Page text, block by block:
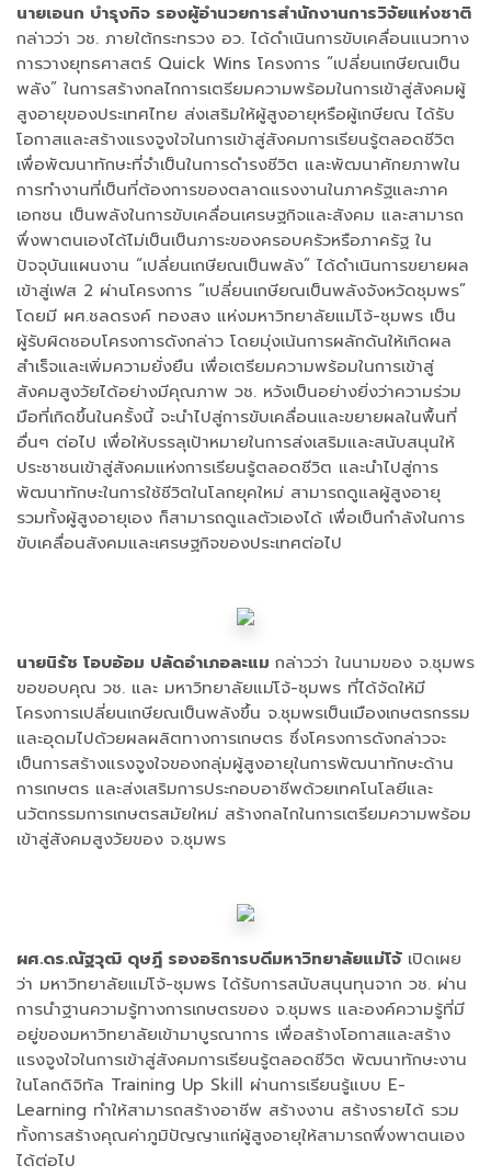
นายเอนก บำรุงกิจ รองผู้อำนวยการสำนักงานการวิจัยแห่งชาติ
กล่าวว่า วช. ภายใต้กระทรวง อว. ได้ดำเนินการขับเคลื่อนแนวทาง
การวางยุทธศาสตร์ Quick Wins โครงการ “เปลี่ยนเกษียณเป็น
พลัง” ในการสร้างกลไกการเตรียมความพร้อมในการเข้าสู่สังคมผู้
สูงอายุของประเทศไทย ส่งเสริมให้ผู้สูงอายุหรือผู้เกษียณ ได้รับ
โอกาสและสร้างแรงจูงใจในการเข้าสู่สังคมการเรียนรู้ตลอดชีวิต
เพื่อพัฒนาทักษะที่จำเป็นในการดำรงชีวิต และพัฒนาศักยภาพใน
การทำงานที่เป็นที่ต้องการของตลาดแรงงานในภาครัฐและภาค
เอกชน เป็นพลังในการขับเคลื่อนเศรษฐกิจและสังคม และสามารถ
พึ่งพาตนเองได้ไม่เป็นเป็นภาระของครอบครัวหรือภาครัฐ ใน
ปัจจุบันแผนงาน “เปลี่ยนเกษียณเป็นพลัง” ได้ดำเนินการขยายผล
เข้าสู่เฟส 2 ผ่านโครงการ “เปลี่ยนเกษียณเป็นพลังจังหวัดชุมพร”
โดยมี ผศ.ชลดรงค์ ทองสง แห่งมหาวิทยาลัยแม่โจ้-ชุมพร เป็น
ผู้รับผิดชอบโครงการดังกล่าว โดยมุ่งเน้นการผลักดันให้เกิดผล
สำเร็จและเพิ่มความยั่งยืน เพื่อเตรียมความพร้อมในการเข้าสู่
สังคมสูงวัยได้อย่างมีคุณภาพ วช. หวังเป็นอย่างยิ่งว่าความร่วม
มือที่เกิดขึ้นในครั้งนี้ จะนำไปสู่การขับเคลื่อนและขยายผลในพื้นที่
อื่นๆ ต่อไป เพื่อให้บรรลุเป้าหมายในการส่งเสริมและสนับสนุนให้
ประชาชนเข้าสู่สังคมแห่งการเรียนรู้ตลอดชีวิต และนำไปสู่การ
พัฒนาทักษะในการใช้ชีวิตในโลกยุคใหม่ สามารถดูแลผู้สูงอายุ
รวมทั้งผู้สูงอายุเอง ก็สามารถดูแลตัวเองได้ เพื่อเป็นกำลังในการ
ขับเคลื่อนสังคมและเศรษฐกิจของประเทศต่อไป
นายนิรัช โอบอ้อม ปลัดอำเภอละแม กล่าวว่า ในนามของ จ.ชุมพร
ขอขอบคุณ วช. และ มหาวิทยาลัยแม่โจ้-ชุมพร ที่ได้จัดให้มี
โครงการเปลี่ยนเกษียณเป็นพลังขึ้น จ.ชุมพรเป็นเมืองเกษตรกรรม
และอุดมไปด้วยผลผลิตทางการเกษตร ซึ่งโครงการดังกล่าวจะ
เป็นการสร้างแรงจูงใจของกลุ่มผู้สูงอายุในการพัฒนาทักษะด้าน
การเกษตร และส่งเสริมการประกอบอาชีพด้วยเทคโนโลยีและ
นวัตกรรมการเกษตรสมัยใหม่ สร้างกลไกในการเตรียมความพร้อม
เข้าสู่สังคมสูงวัยของ จ.ชุมพร
ผศ.ดร.ณัฐวุฒิ ดุษฎี รองอธิการบดีมหาวิทยาลัยแม่โจ้เปิดเผย
ว่า มหาวิทยาลัยแม่โจ้-ชุมพร ได้รับการสนับสนุนทุนจาก วช. ผ่าน
การนำฐานความรู้ทางการเกษตรของ จ.ชุมพร และองค์ความรู้ที่มี
อยู่ของมหาวิทยาลัยเข้ามาบูรณาการ เพื่อสร้างโอกาสและสร้าง
แรงจูงใจในการเข้าสู่สังคมการเรียนรู้ตลอดชีวิต พัฒนาทักษะงาน
ในโลกดิจิทัล Training Up Skill ผ่านการเรียนรู้แบบ E-
Learning ทำให้สามารถสร้างอาชีพ สร้างงาน สร้างรายได้ รวม
ทั้งการสร้างคุณค่าภูมิปัญญาแก่ผู้สูงอายุให้สามารถพึ่งพาตนเอง
ได้ต่อไป